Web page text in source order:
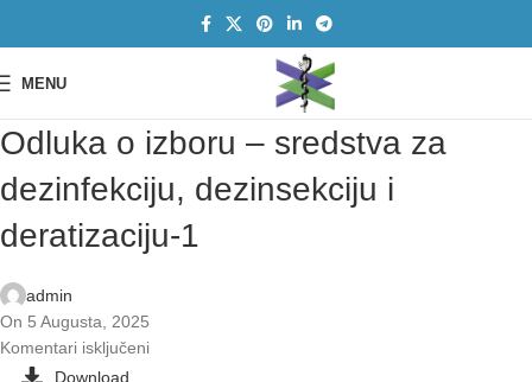
MENU
Odluka o izboru – sredstva za
dezinfekciju, dezinsekciju i
deratizaciju-1
admin
On 5 Augusta, 2025
Komentari isključeni
Download